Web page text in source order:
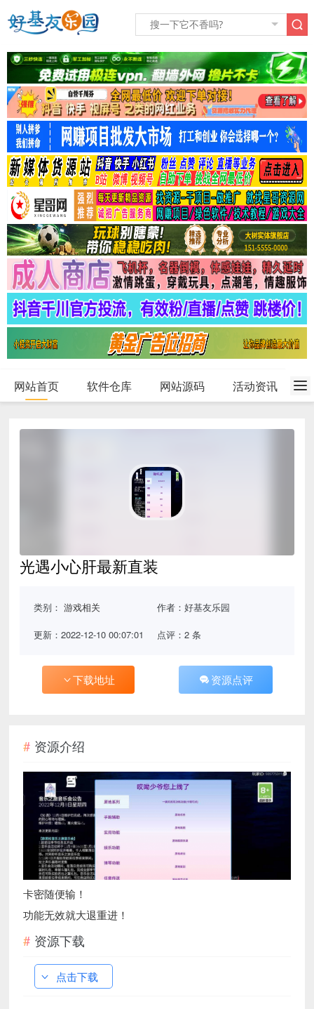
网站首页 软件仓库 网站源码 活动资讯
光遇小心肝最新直装
类别：游戏相关 作者：好基友乐园
更新：2022-12-10 00:07:01 点评：2 条
下载地址 资源点评
资源介绍
卡密随便输！
功能无效就大退重进！
资源下载
点击下载